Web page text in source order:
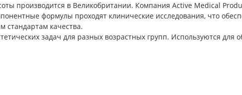
производится в Великобритании. Компания Active Medical
формулы проходят клинические исследования, что
стандартам качества.
задач для разных возрастных групп. Используются для